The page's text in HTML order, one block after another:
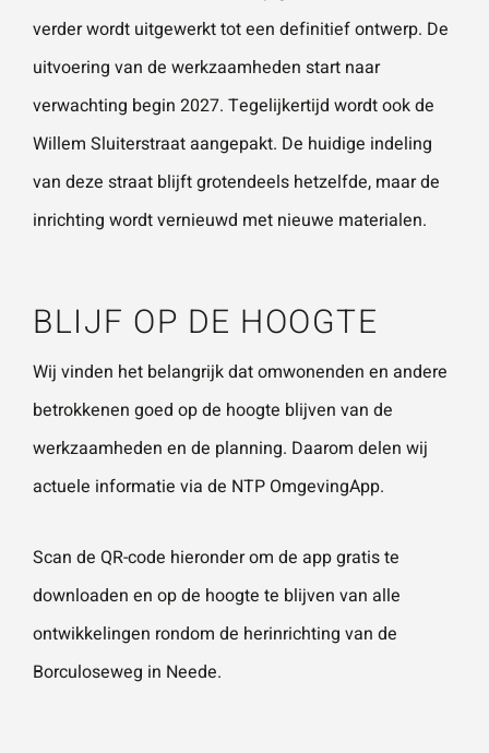
verder wordt uitgewerkt tot een definitief ontwerp. De
uitvoering van de werkzaamheden start naar
verwachting begin 2027. Tegelijkertijd wordt ook de
Willem Sluiterstraat aangepakt. De huidige indeling
van deze straat blijft grotendeels hetzelfde, maar de
inrichting wordt vernieuwd met nieuwe materialen.
BLIJF OP DE HOOGTE
Wij vinden het belangrijk dat omwonenden en andere
betrokkenen goed op de hoogte blijven van de
werkzaamheden en de planning. Daarom delen wij
actuele informatie via de NTP OmgevingApp.
Scan de QR-code hieronder om de app gratis te
downloaden en op de hoogte te blijven van alle
ontwikkelingen rondom de herinrichting van de
Borculoseweg in Neede.